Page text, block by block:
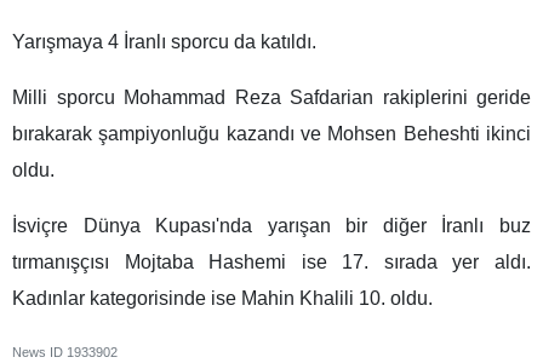
Yarışmaya 4 İranlı sporcu da katıldı.
Milli sporcu Mohammad Reza Safdarian rakiplerini geride
bırakarak şampiyonluğu kazandı ve Mohsen Beheshti ikinci
oldu.
İsviçre Dünya Kupası'nda yarışan bir diğer İranlı buz
tırmanışçısı Mojtaba Hashemi ise 17. sırada yer aldı.
Kadınlar kategorisinde ise Mahin Khalili 10. oldu.
News ID 1933902